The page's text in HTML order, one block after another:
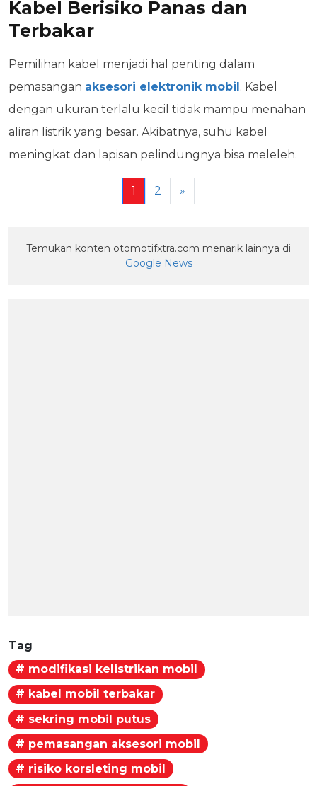
Kabel Berisiko Panas dan
Terbakar
Pemilihan kabel menjadi hal penting dalam
pemasangan aksesori elektronik mobil. Kabel
dengan ukuran terlalu kecil tidak mampu menahan
aliran listrik yang besar. Akibatnya, suhu kabel
meningkat dan lapisan pelindungnya bisa meleleh.
1 2 »
Temukan konten otomotifxtra.com menarik lainnya di
Google News
Tag
# modifikasi kelistrikan mobil
# kabel mobil terbakar
# sekring mobil putus
# pemasangan aksesori mobil
# risiko korsleting mobil